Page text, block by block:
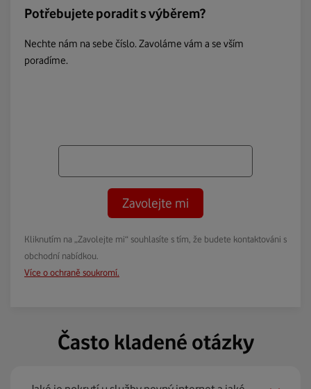
Potřebujete poradit s výběrem?
Nechte nám na sebe číslo. Zavoláme vám a se vším
poradíme.
Zavolejte mi
Kliknutím na „Zavolejte mi“ souhlasíte s tím, že budete kontaktováni s
obchodní nabídkou.
Více o ochraně soukromí.
Často kladené otázky